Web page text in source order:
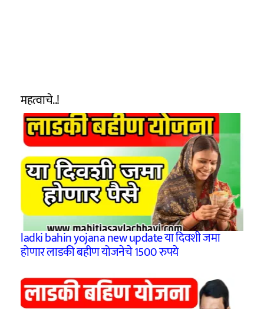
महत्वाचे..!
ladki bahin yojana new update या दिवशी जमा
होणार लाडकी बहीण योजनेचे 1500 रुपये